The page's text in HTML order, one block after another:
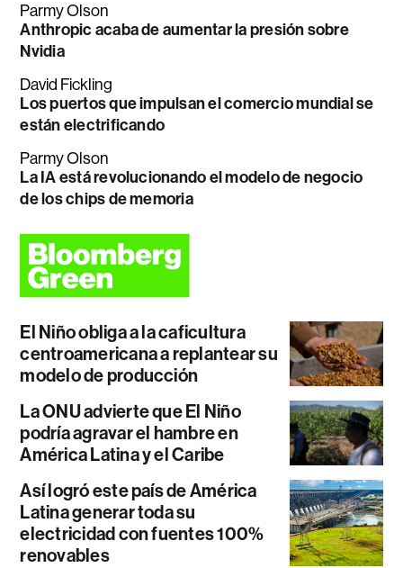
Parmy Olson
Anthropic acaba de aumentar la presión sobre
Nvidia
David Fickling
Los puertos que impulsan el comercio mundial se
están electrificando
Parmy Olson
La IA está revolucionando el modelo de negocio
de los chips de memoria
El Niño obliga a la caficultura
centroamericana a replantear su
modelo de producción
La ONU advierte que El Niño
podría agravar el hambre en
América Latina y el Caribe
Así logró este país de América
Latina generar toda su
electricidad con fuentes 100%
renovables